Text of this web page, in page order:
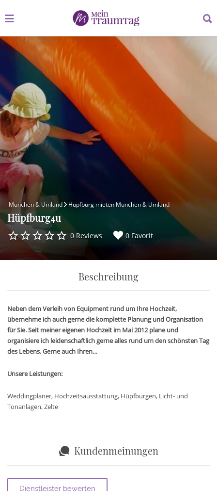
nach:
nach:
München & Umland Hüpfburg mieten München & Umland
Hüpfburg4u
0 Reviews 0 Favorit
Beschreibung
Neben dem Verleih von Equipment rund um Ihre Hochzeit,
übernehme ich auch gerne die komplette Planung und Organisation
für Sie. Seit meiner eigenen Hochzeit im Mai 2012 plane und
organisiere ich leidenschaftlich gerne alles rund um den schönsten Tag
des Lebens. Gerne auch Ihren…
Unsere Leistungen:
Weddingplaner, Hochzeitsausstattung, Hüpfburgen, Licht- und
Tonanlagen, Zelte
Kundenmeinungen